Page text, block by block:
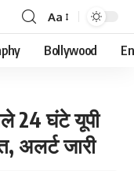
Font
Resizer
Aa
Bollywood
24 घंटे यूपी
अलर्ट जारी